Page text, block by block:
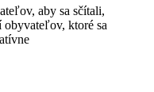
aby sa sčítali,
obyvateľov, ktoré sa